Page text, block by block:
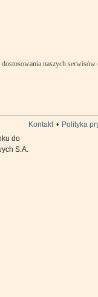
naszych
Kontakt • Polityka
do
S.A.